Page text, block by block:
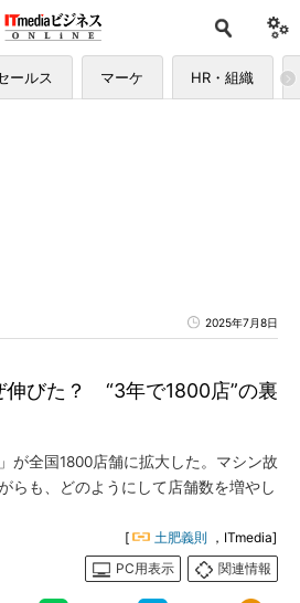
ールス マーケ HR・組織
2025年7月8日
伸びた？ “3年で1800店”の裏
が全国1800店舗に拡大した。マシン故
らも、どのようにして店舗数を増やし
[ 土肥義則 ，ITmedia]
PC用表示
関連情報